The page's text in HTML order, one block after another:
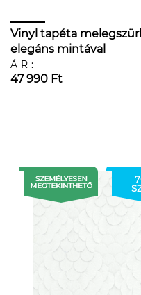
Vinyl tapéta
elegáns mintával
ÁR:
47 990 Ft